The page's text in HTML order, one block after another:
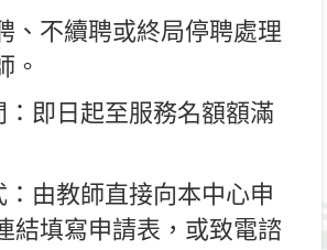
、不續聘或終局停聘處理
。
即日起至服務名額額滿
由教師直接向本中心申
結填寫申請表，或致電諮